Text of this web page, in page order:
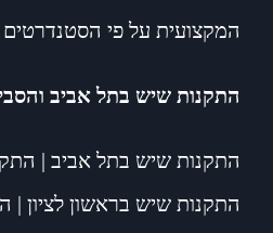
המקצועית על פי
התקנות שיש בתל אביב
התקנות שיש בתל אביב |
התקנות שיש בראשון לציון |